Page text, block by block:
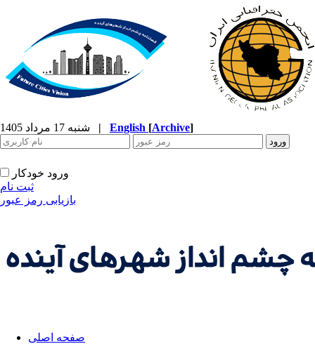
| English [Archive]
ورود خودکار
ثبت نام
بازیابی رمز عبور
صفحه اصلی